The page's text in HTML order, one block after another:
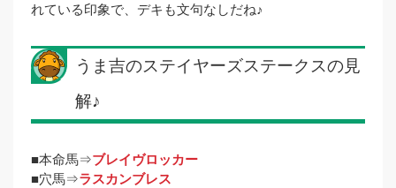
れている印象で、デキも文句なしだね♪
うま吉のステイヤーズステークスの見
解♪
■本命馬⇒ブレイヴロッカー
■穴馬⇒ラスカンブレス